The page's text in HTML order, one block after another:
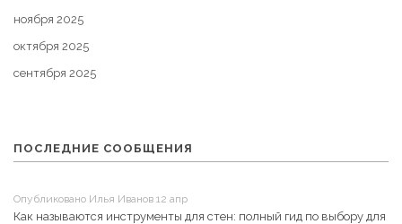
ноября 2025
октября 2025
сентября 2025
ПОСЛЕДНИЕ СООБЩЕНИЯ
Опубликовано Илья Иванов 12 апр
Как называются инструменты для стен: полный гид по выбору для